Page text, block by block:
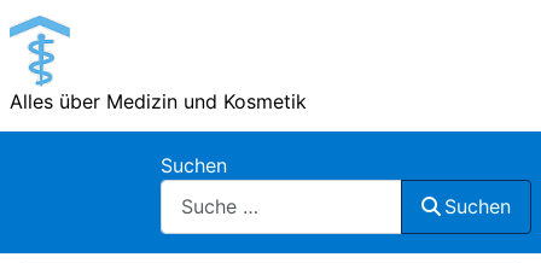
Alles über Medizin und Kosmetik
Suchen
Suchen